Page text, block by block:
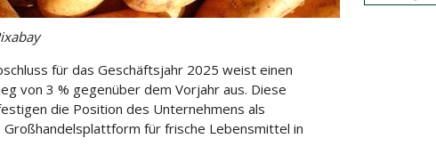
für das Geschäftsjahr 2025 weist einen
von 3 % gegenüber dem Vorjahr aus. Diese
die Position des Unternehmens als
für frische Lebensmittel in